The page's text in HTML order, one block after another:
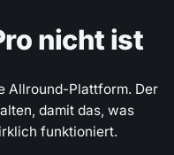
nicht ist
Allround-Plattform. Der
damit das, was
funktioniert.